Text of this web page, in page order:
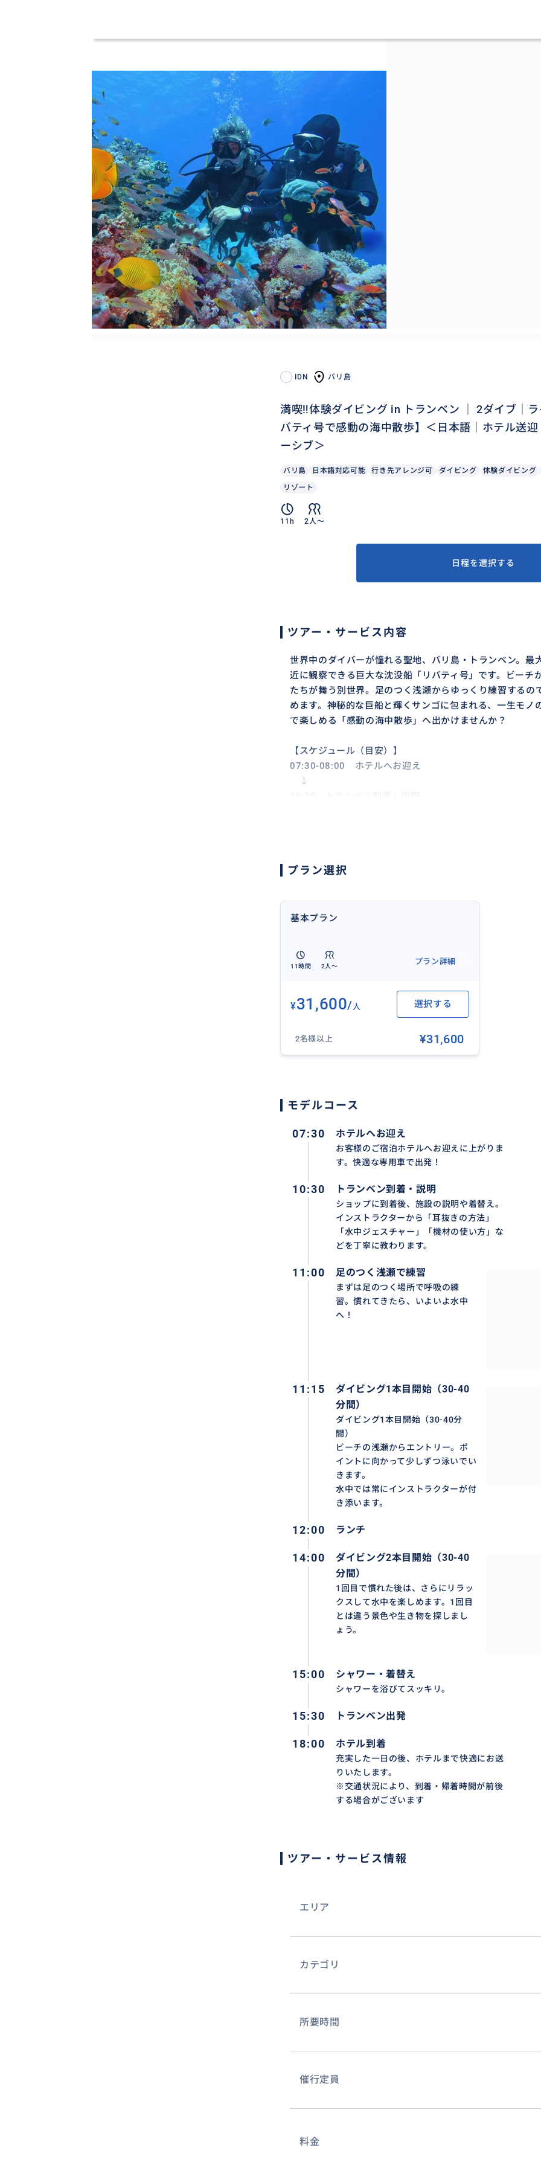
IDN バリ島
満喫‼️体験ダイビング in トランベン ｜ 2ダイブ｜
バティ号で感動の海中散歩】＜日本語｜ホテル送
ーシブ＞
バリ島 日本語対応可能 行き先アレンジ可 ダイビング 体験ダイビング
リゾート
11h 2人〜
日程を選択する
ツアー・サービス内容
世界中のダイバーが憧れる聖地、バリ島・トランベン。最
近に観察できる巨大な沈没船「リバティ号」です。ビーチ
たちが舞う別世界。足のつく浅瀬からゆっくり練習するの
めます。神秘的な巨船と輝くサンゴに包まれる、一生モノ
で楽しめる「感動の海中散歩」へ出かけませんか？
【スケジュール（目安）】
07:30-08:00 ホテルへお迎え
↓
↓
↓
15:30 シャワー・着替え・トランベン出発
※交通状況により、到着・帰着時間が前後する場合がござい
✨ 効率よく満喫した旅を ✨
お客様のホテルへ往復送迎。
な旅の時間を有効活用できます♪
※注意事項をご覧ください
❖ ダイビング器材一式、ランチ、ミネラルウォーター、ダ
送迎（対象エリア内）
❖ 含まれないもの：個人的な費用、チップ（目安：車1台
❖ 送迎対象エリア：
ー、サヌール、ウブド。
※その他の地域はお問い合わせください。
❖ 集合場所：ご宿泊ホテルのロビー（ロビーがない場合は
❖ 水着、着替えをご持参ください。日焼け止め、サングラ
ことをお勧めします。
❖ダイビング後18-24時間以内は、飛行機の搭乗、登山、
できません。
❖循環器・呼吸器系の疾患、妊娠中の方は参加できません
❖ダイビングは他のお客様とご一緒する場合がございます。
❖ホテルお迎え時間は、ご予約時に再度ご案内させていた
みは受け付け出来ません。
❖ 催行日： 毎日（バリ島の新年「ニュピ」とその前後を除
❖ 最少催行人数： 2名様
👇その他の人気ツアーはこちらからチェック!
満喫‼️体験ダイビング in サヌール｜2ダイブ｜ライセンス不
https://travel.buyma.com/service/a020299/
満喫‼️レンボンガン島 日帰りツアー
https://travel.buyma.com/service/a020299/
満喫‼️レンボンガン島日帰りシュノーケリング
https://travel.buyma.com/service/a020299/
り合ってサポートします。レクチャーからガイドまで全て
おすすめ
プラン選択
基本プラン
11時間 2人〜
プラン詳細
¥31,600/人 選択する
2名様以上 ¥31,600
モデルコース
07:30 ホテルへお迎え
お客様のご宿泊ホテルへお迎えに上がりま
す。快適な専用車で出発！
10:30 トランベン到着・説明
ショップに到着後、施設の説明や着替え。
インストラクターから「耳抜きの方法」
「水中ジェスチャー」「機材の使い方」な
どを丁寧に教わります。
11:00 足のつく浅瀬で練習
まずは足のつく場所で呼吸の練
習。慣れてきたら、いよいよ水中
へ！
11:15
ダイビング1本目開始（30-40
分間）
ダイビング1本目開始（30-40分
間）
ビーチの浅瀬からエントリー。ポ
イントに向かって少しずつ泳いでい
きます。
水中では常にインストラクターが付
き添います。
12:00 ランチ
14:00
ダイビング2本目開始（30-40
分間）
1回目で慣れた後は、さらにリラッ
クスして水中を楽しめます。1回目
とは違う景色や生き物を探しまし
ょう。
15:00 シャワー・着替え
シャワーを浴びてスッキリ。
15:30 トランベン出発
18:00 ホテル到着
充実した一日の後、ホテルまで快適にお送
りいたします。
※交通状況により、到着・帰着時間が前後
する場合がございます
ツアー・サービス情報
エリア
カテゴリ
所要時間
催行定員
料金